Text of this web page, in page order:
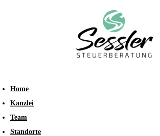
Home
Kanzlei
Team
Standorte